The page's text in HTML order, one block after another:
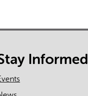
Informed